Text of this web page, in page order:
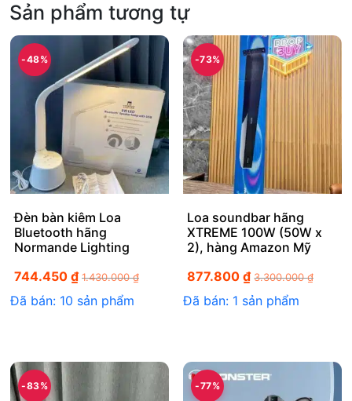
Sản phẩm tương tự
-48%
Đèn bàn kiêm Loa
Bluetooth hãng
Normande Lighting
744.450 ₫ 1.430.000₫
Đã bán: 10 sản phẩm
-73%
Loa soundbar hãng
XTREME 100W (50W x
2), hàng Amazon Mỹ
877.800₫ 3.300.000₫
Đã bán: 1 sản phẩm
-83% -77%